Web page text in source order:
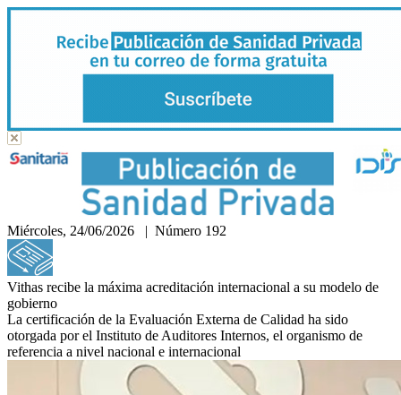
Miércoles, 24/06/2026 | Número 192
Vithas recibe la máxima acreditación internacional a su modelo de
gobierno
La certificación de la Evaluación Externa de Calidad ha sido
otorgada por el Instituto de Auditores Internos, el organismo de
referencia a nivel nacional e internacional